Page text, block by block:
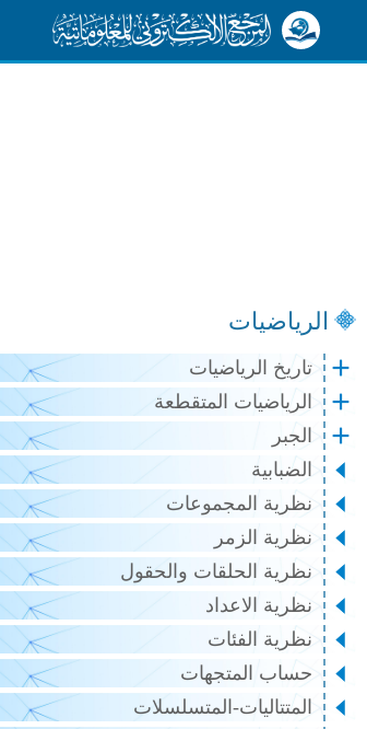
الرياضيات
تاريخ الرياضيات
الرياضيات المتقطعة
الجبر
الضبابية
نظرية المجموعات
نظرية الزمر
نظرية الحلقات والحقول
نظرية الاعداد
نظرية الفئات
حساب المتجهات
المتتاليات-المتسلسلات